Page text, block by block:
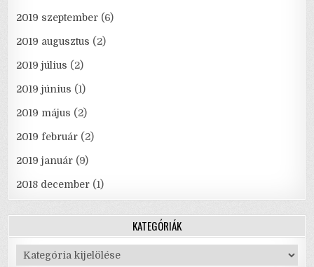
2019 szeptember (6)
2019 augusztus (2)
2019 július (2)
2019 június (1)
2019 május (2)
2019 február (2)
2019 január (9)
2018 december (1)
KATEGÓRIÁK
Kategóriák